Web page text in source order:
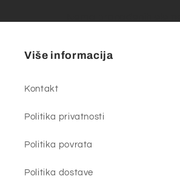
Više informacija
Kontakt
Politika privatnosti
Politika povrata
Politika dostave